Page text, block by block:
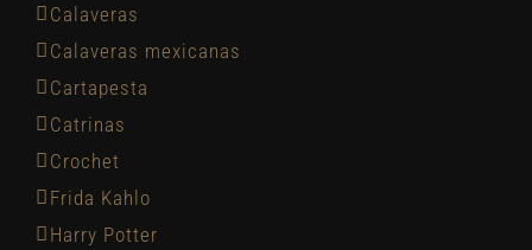
Calaveras
Calaveras mexicanas
Cartapesta
Catrinas
Crochet
Frida Kahlo
Harry Potter